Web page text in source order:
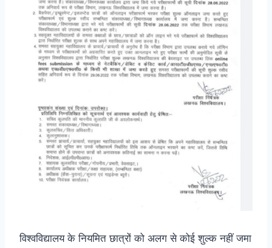
विश्वविद्यालय के नियमित छात्रों को अलग से कोई शुल्क नहीं जमा